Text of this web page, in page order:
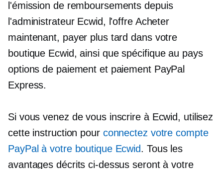
l'émission de remboursements depuis
l'administrateur Ecwid, l'offre Acheter
maintenant, payer plus tard dans votre
boutique Ecwid, ainsi quespécifique au pays
options de paiement et paiement PayPal
Express.
Si vous venez de vous inscrire à Ecwid, utilisez
cette instruction pour connectez votre compte
PayPal à votre boutique Ecwid. Tous les
avantages décrits ci-dessus seront à votre